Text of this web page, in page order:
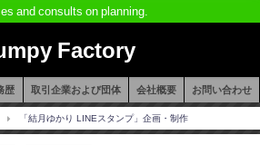
and consults on planning.
Factory
歴 取引企業および団体 会社概要 お問い合わせ
「結月ゆかり LINEスタンプ」企画・制作